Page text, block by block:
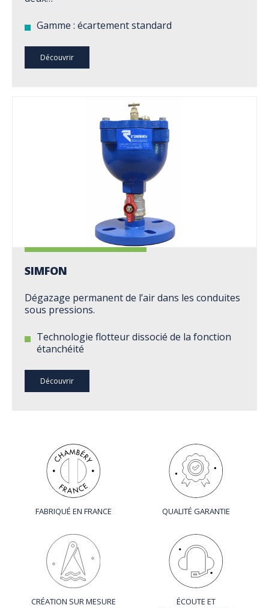
Gamme : écartement standard
Découvrir
SIMFON
Dégazage permanent de l’air dans les conduites
sous pressions.
Technologie flotteur dissocié de la fonction
étanchéité
Découvrir
FABRIQUÉ EN FRANCE QUALITÉ GARANTIE
CRÉATION SUR MESURE
ÉCOUTE ET